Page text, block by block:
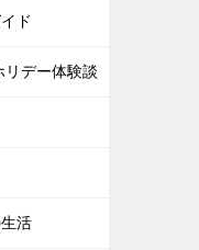
ド
リデー体験談
活